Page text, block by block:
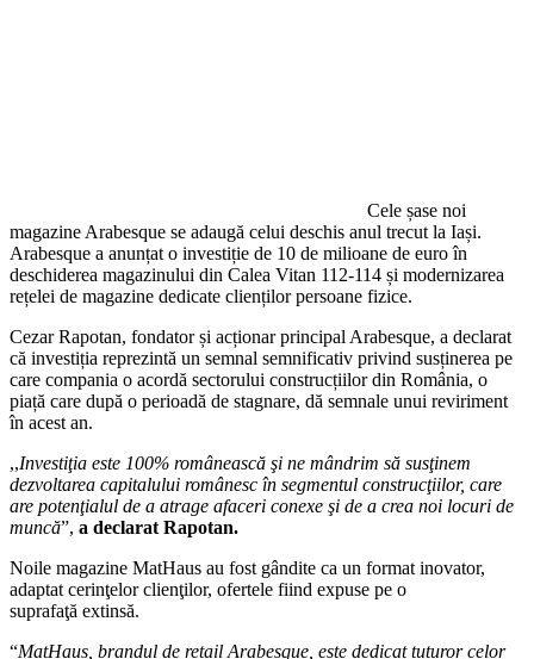
Cele șase noi
magazine Arabesque se adaugă celui deschis anul trecut la Iași.
Arabesque a anunțat o investiție de 10 de milioane de euro în
deschiderea magazinului din Calea Vitan 112-114 și modernizarea
rețelei de magazine dedicate clienților persoane fizice.
Cezar Rapotan, fondator și acționar principal Arabesque, a declarat
că investiția reprezintă un semnal semnificativ privind susținerea pe
care compania o acordă sectorului construcțiilor din România, o
piață care după o perioadă de stagnare, dă semnale unui reviriment
în acest an.
,,Investiţia este 100% românească şi ne mândrim să susţinem
dezvoltarea capitalului românesc în segmentul construcţiilor, care
are potenţialul de a atrage afaceri conexe şi de a crea noi locuri de
muncă”, a declarat Rapotan.
Noile magazine MatHaus au fost gândite ca un format inovator,
adaptat cerinţelor clienţilor, ofertele fiind expuse pe o
suprafaţă extinsă.
“MatHaus, brandul de retail Arabesque, este dedicat tuturor celor